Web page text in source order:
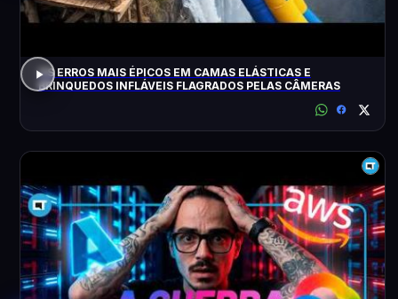
OS ERROS MAIS ÉPICOS EM CAMAS ELÁSTICAS E
BRINQUEDOS INFLÁVEIS FLAGRADOS PELAS CÂMERAS